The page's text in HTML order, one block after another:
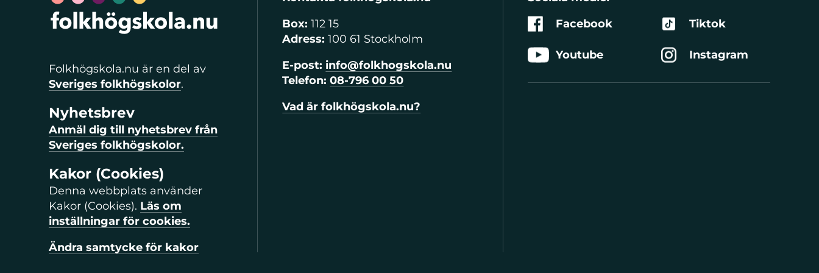
Folkhögskola.nu är en del av
Sveriges folkhögskolor.
Nyhetsbrev
Anmäl dig till nyhetsbrev från
Sveriges folkhögskolor.
Kakor (Cookies)
Denna webbplats använder
Kakor (Cookies). Läs om
inställningar för cookies.
Ändra samtycke för kakor
Box:112 15
Adress: 100 61 Stockholm
E-post: info@folkhogskola.nu
Telefon: 08-796 00 50
Vad är folkhögskola.nu?
Facebook
Youtube
Tiktok
Instagram